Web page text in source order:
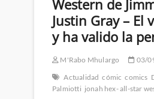
el
western
pero
acaba
la
Western de
Justin Gray – El
y ha valido la
M'Rabo Mhulargo 03/
Actualidad cómic comics
Palmiotti jonah hex- all-star